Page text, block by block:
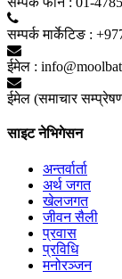
सम्पर्क मार्केटिङ :
ईमेल :
ईमेल (समाचार
साइट नेभिगेसन
अन्तर्वार्ता
अर्थ जगत
खेलजगत
जीवन सैली
प्रवास
प्रविधि
मनोरञ्जन